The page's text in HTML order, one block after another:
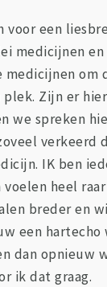
voor een
medicijnen
medicijnen
Zijn er
we spreken
IK ben
voelen heel
breder en
een
opnieuw
ik dat graag.